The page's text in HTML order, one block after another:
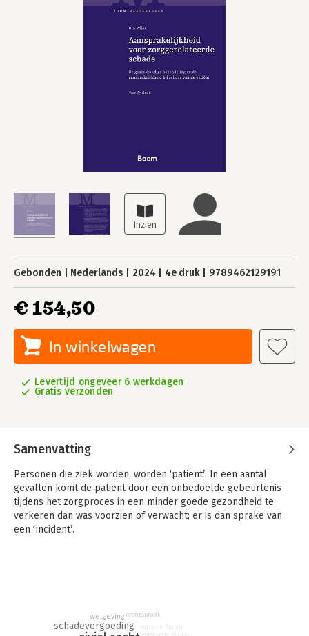
Gebonden Nederlands 2024 4e druk 9789462129191
€ 154,50
In winkelwagen
Levertijd ongeveer 6 werkdagen
Gratis verzonden
Samenvatting
Personen die ziek worden, worden ‘patiënt’. In een aantal
gevallen komt de patiënt door een onbedoelde gebeurtenis
tijdens het zorgproces in een minder goede gezondheid te
verkeren dan was voorzien of verwacht; er is dan sprake van
een ‘incident’.
patiënt nadat hem een incident is overkomen, is het verkrijgen
schadevergoeding
wetgeving rechtspraak
medische fouten
medische fouten